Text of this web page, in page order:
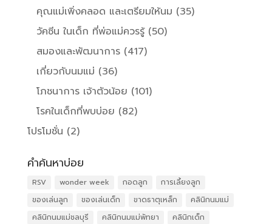
คุณแม่เพิ่งคลอด และเตรียมให้นม (35)
วัคซีน ในเด็ก ที่พ่อแม่ควรรู้(50)
สมองและพัฒนาการ(417)
เกี่ยวกับนมแม่ (36)
โภชนาการ เจ้าตัวน้อย (101)
โรคในเด็กที่พบบ่อย (82)
โปรโมชั่น (2)
คำค้นหาบ่อย
RSV wonder week กอดลูก
การเลี้ยงลูก
ของเล่นลูก
ของเล่นเด็ก ขาดธาตุเหล็ก
คลินิกนมแม่
คลินิกนมแม่ชลบุรี
คลินิกนมแม่พัทยา
คลินิกเด็ก